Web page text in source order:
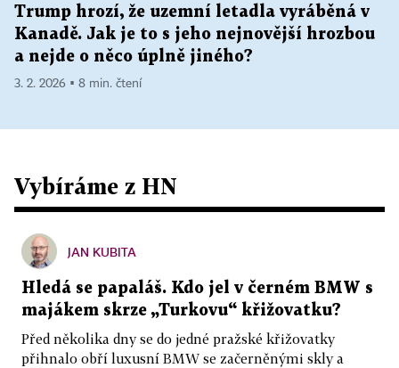
Trump hrozí, že uzemní letadla vyráběná v
Kanadě. Jak je to s jeho nejnovější hrozbou
a nejde o něco úplně jiného?
3. 2. 2026 ▪ 8 min. čtení
Vybíráme z HN
JAN KUBITA
Hledá se papaláš. Kdo jel v černém BMW s
majákem skrze „Turkovu“ křižovatku?
Před několika dny se do jedné pražské křižovatky
přihnalo obří luxusní BMW se začerněnými skly a